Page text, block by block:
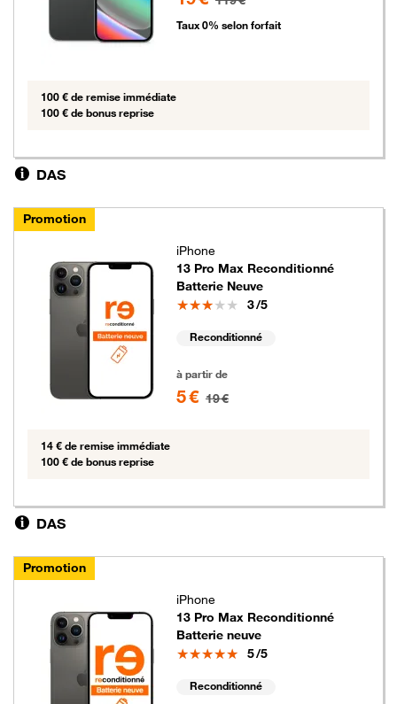
Taux 0% selon forfait
100 € de remise immédiate
100 € de bonus reprise
DAS
Promotion
iPhone
13 Pro Max Reconditionné
Batterie Neuve
Note
3/5
Reconditionné
à partir de
5 € 19 €
14 € de remise immédiate
100 € de bonus reprise
DAS
Promotion
iPhone
13 Pro Max Reconditionné
Batterie neuve
Note
5/5
Reconditionné